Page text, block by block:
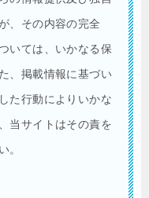
、その内容の完全
いては、いかなる保
、掲載情報に基づい
た行動によりいかな
当サイトはその責を
。